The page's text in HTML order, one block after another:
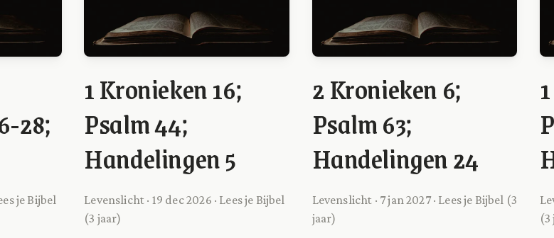
28;
je Bijbel
1 Kronieken 16;
Psalm 44;
Handelingen 5
Levenslicht · 19 dec 2026 · Lees je Bijbel
(3 jaar)
2 Kronieken 6;
Psalm 63;
Handelingen 24
Levenslicht · 7 jan 2027 · Lees je Bijbel (3
jaar)
(3